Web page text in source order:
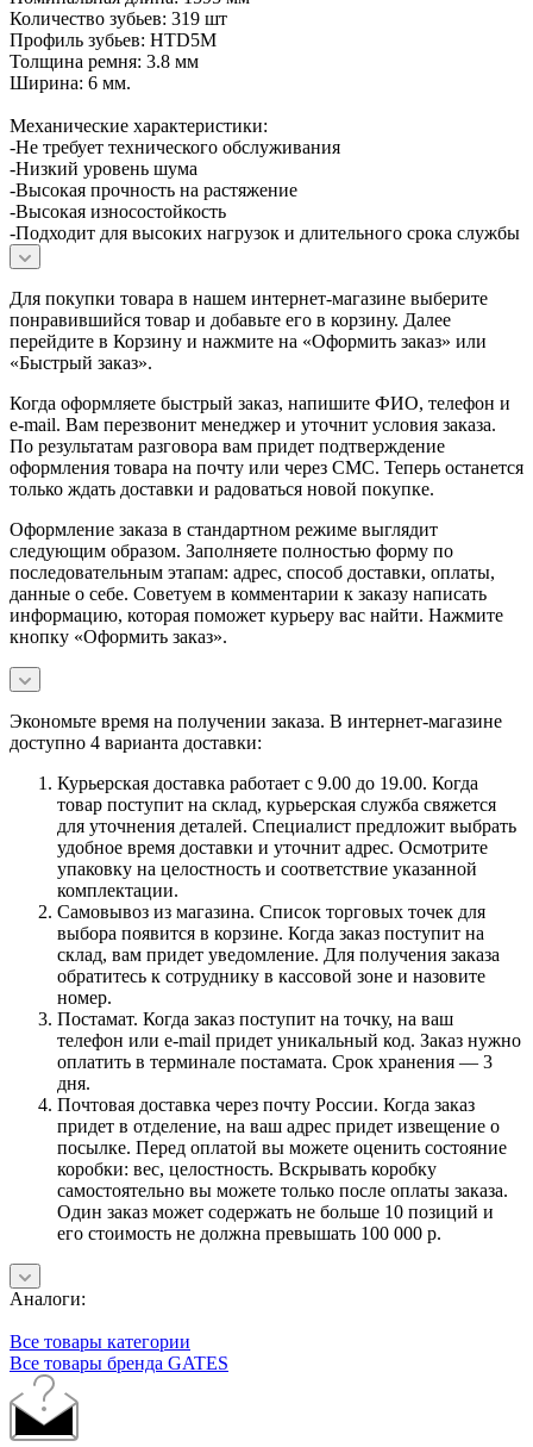
Количество зубьев: 319 шт
Профиль зубьев: HTD5M
Толщина ремня: 3.8 мм
Ширина: 6 мм.
Механические характеристики:
-Не требует технического обслуживания
-Низкий уровень шума
-Высокая прочность на растяжение
-Высокая износостойкость
-Подходит для высоких нагрузок и длительного срока службы
Для покупки товара в нашем интернет-магазине выберите
понравившийся товар и добавьте его в корзину. Далее
перейдите в Корзину и нажмите на «Оформить заказ» или
«Быстрый заказ».
Когда оформляете быстрый заказ, напишите ФИО, телефон и
e-mail. Вам перезвонит менеджер и уточнит условия заказа.
По результатам разговора вам придет подтверждение
оформления товара на почту или через СМС. Теперь останется
только ждать доставки и радоваться новой покупке.
Оформление заказа в стандартном режиме выглядит
следующим образом. Заполняете полностью форму по
последовательным этапам: адрес, способ доставки, оплаты,
данные о себе. Советуем в комментарии к заказу написать
информацию, которая поможет курьеру вас найти. Нажмите
кнопку «Оформить заказ».
Экономьте время на получении заказа. В интернет-магазине
доступно 4 варианта доставки:
Курьерская доставка работает с 9.00 до 19.00. Когда
товар поступит на склад, курьерская служба свяжется
для уточнения деталей. Специалист предложит выбрать
удобное время доставки и уточнит адрес. Осмотрите
упаковку на целостность и соответствие указанной
комплектации.
Самовывоз из магазина. Список торговых точек для
выбора появится в корзине. Когда заказ поступит на
склад, вам придет уведомление. Для получения заказа
обратитесь к сотруднику в кассовой зоне и назовите
номер.
Постамат. Когда заказ поступит на точку, на ваш
телефон или e-mail придет уникальный код. Заказ нужно
оплатить в терминале постамата. Срок хранения — 3
дня.
Почтовая доставка через почту России. Когда заказ
придет в отделение, на ваш адрес придет извещение о
посылке. Перед оплатой вы можете оценить состояние
коробки: вес, целостность. Вскрывать коробку
самостоятельно вы можете только после оплаты заказа.
Один заказ может содержать не больше 10 позиций и
его стоимость не должна превышать 100 000 р.
Аналоги:
Все товары категории
Все товары бренда GATES